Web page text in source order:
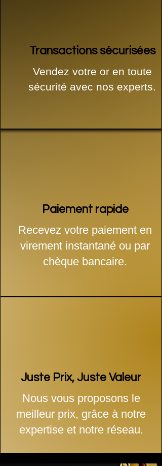
Transactions sécurisées
Vendez votre or en toute
sécurité avec nos experts.
Paiement rapide
Recevez votre paiement en
virement instantané ou par
chèque bancaire.
Juste Prix, Juste Valeur
Nous vous proposons le
meilleur prix, grâce à notre
expertise et notre réseau.